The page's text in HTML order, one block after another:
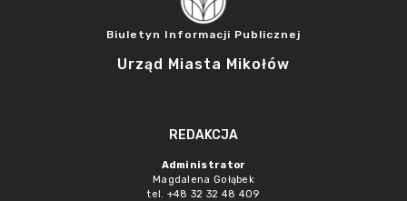
Biuletyn Informacji Publicznej
Urząd Miasta Mikołów
REDAKCJA
Administrator
Magdalena Gołąbek
tel. +48 32 32 48 409